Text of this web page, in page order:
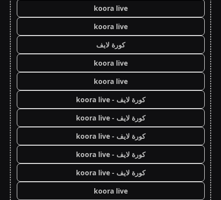
koora live
koora live
كورة لايف
koora live
koora live
كورة لايف - koora live
كورة لايف - koora live
كورة لايف - koora live
كورة لايف - koora live
كورة لايف - koora live
koora live